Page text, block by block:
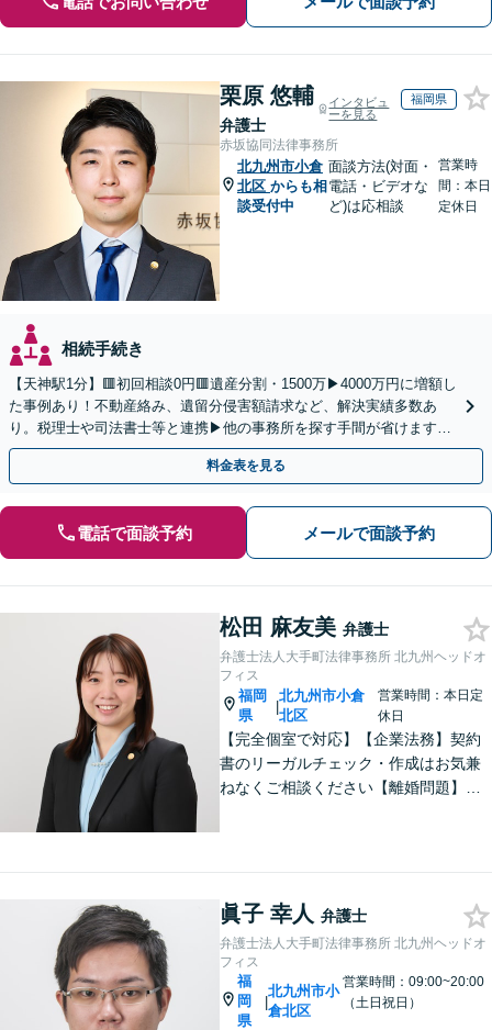
栗原 悠輔
弁護士
インタビュ
ーを見る
福岡県
赤坂協同法律事務所
北九州市小倉
北区 からも相
談受付中
面談方法(対面・
電話・ビデオな
ど)は応相談
営業時
間：本日
定休日
相続手続き
【天神駅1分】🟥初回相談0円🟥遺産分割・1500万▶4000万円に増額し
た事例あり！不動産絡み、遺留分侵害額請求など、解決実績多数あ
り。税理士や司法書士等と連携▶他の事務所を探す手間が省けます！
不動産会社と連携し無料査定&財産調査も◎
料金表を見る
電話で面談予約 メールで面談予約
松田 麻友美 弁護士
弁護士法人大手町法律事務所 北九州ヘッドオ
フィス
福岡
県
|
北九州市小倉
北区
営業時間：本日定
休日
【完全個室で対応】【企業法務】契約
書のリーガルチェック・作成はお気兼
ねなくご相談ください【離婚問題】不
眞子 幸人 弁護士
弁護士法人大手町法律事務所 北九州ヘッドオ
フィス
福
岡
県
|
北九州市小
倉北区
営業時間：09:00~20:00
（土日祝日）